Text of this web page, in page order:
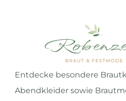
Entdecke besondere
Abendkleider sowie